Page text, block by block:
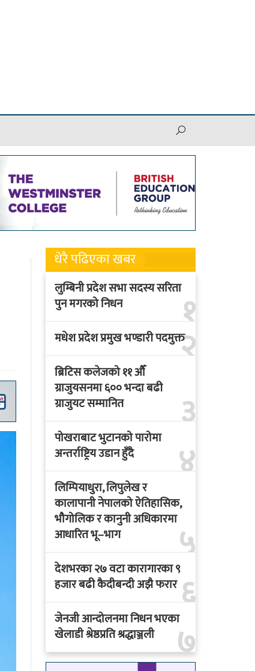
धेरै पढिएका खबर
१
लुम्बिनी प्रदेश सभा सदस्य सरिता
पुन मगरको निधन
२
मधेश प्रदेश प्रमुख भण्डारी पदमुक्त
३
ब्रिटिस कलेजको ११ औँ
ग्राजुयसनमा ६०० भन्दा बढी
ग्राजुयट सम्मानित
४
पोखराबाट भुटानको पारोमा
अन्तर्राष्ट्रिय उडान हुँदै
५
लिम्पियाधुरा, लिपुलेख र
कालापानी नेपालको ऐतिहासिक,
भौगोलिक र कानुनी अधिकारमा
आधारित भू–भाग
६
देशभरका २७ वटा कारागारका ९
हजार बढी कैदीबन्दी अझै फरार
७
जेनजी आन्दोलनमा निधन भएका
खेलाडी श्रेष्ठप्रति श्रद्धाञ्जली